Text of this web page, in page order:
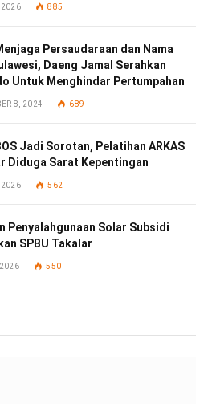
885
Persaudaraan dan Nama
Daeng Jamal Serahkan
Untuk Menghindar Pertumpahan
8, 2024 689
Jadi Sorotan, Pelatihan ARKAS
Diduga Sarat Kepentingan
562
Penyalahgunaan Solar Subsidi
SPBU Takalar
550